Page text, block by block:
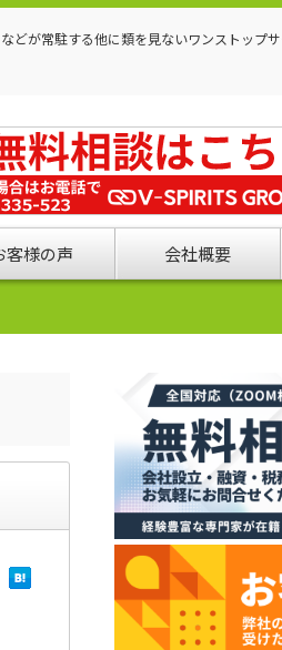
どが常駐する他に類を見ないワンストップ
客様の声 会社概要